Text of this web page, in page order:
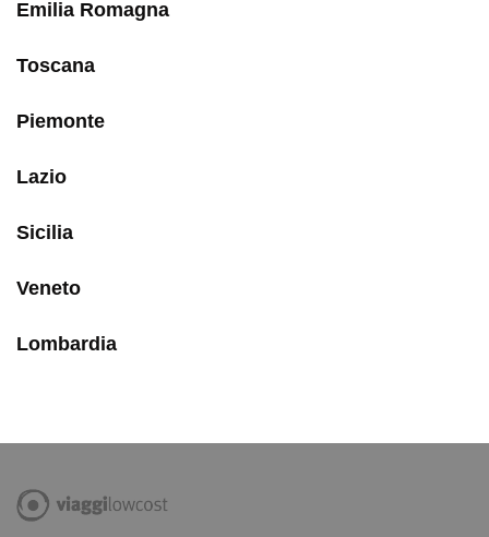
Emilia Romagna
Toscana
Piemonte
Lazio
Sicilia
Veneto
Lombardia